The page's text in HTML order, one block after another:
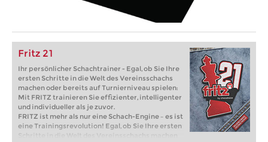
Fritz 21
Ihr persönlicher Schachtrainer - Egal, ob Sie Ihre
ersten Schritte in die Welt des Vereinsschachs
machen oder bereits auf Turnierniveau spielen:
Mit FRITZ trainieren Sie effizienter, intelligenter
und individueller als je zuvor.
FRITZ ist mehr als nur eine Schach-Engine – es ist
eine Trainingsrevolution! Egal, ob Sie Ihre ersten
Schritte in die Welt des Vereinsschachs machen